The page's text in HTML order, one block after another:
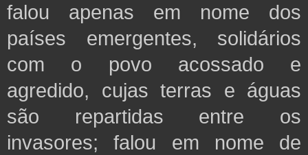
falou apenas em nome dos
países emergentes, solidários
com o povo acossado e
agredido,
cujas terras e águas
são repartidas entre os
invasores; falou em nome de